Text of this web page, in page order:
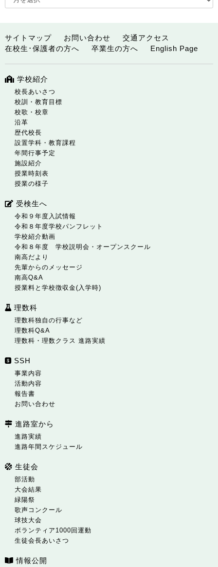
サイトマップ お問い合わせ
交通アクセス
在校生･保護者の方へ
卒業生の方へ English Page
学校紹介
校長あいさつ
校訓・教育目標
校歌・校章
沿革
歴代校長
設置学科・教育課程
年間行事予定
施設紹介
授業時刻表
授業の様子
受検生へ
令和９年度入試情報
令和８年度学校パンフレット
学校紹介動画
令和８年度 学校説明会・オープンスクール
南高だより
先輩からのメッセージ
南高Q&A
授業料と学校徴収金(入学時)
理数科
理数科独自の行事など
理数科Q&A
理数科・理数クラス 進路実績
SSH
事業内容
活動内容
報告書
お問い合わせ
進路室から
進路実績
進路年間スケジュール
生徒会
部活動
大会結果
緑陽祭
歌声コンクール
球技大会
ボランティア1000回運動
生徒会長あいさつ
情報公開